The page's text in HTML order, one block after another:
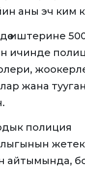
аны эч ким
иштерине
ичинде
жана
полиция
айтымында,